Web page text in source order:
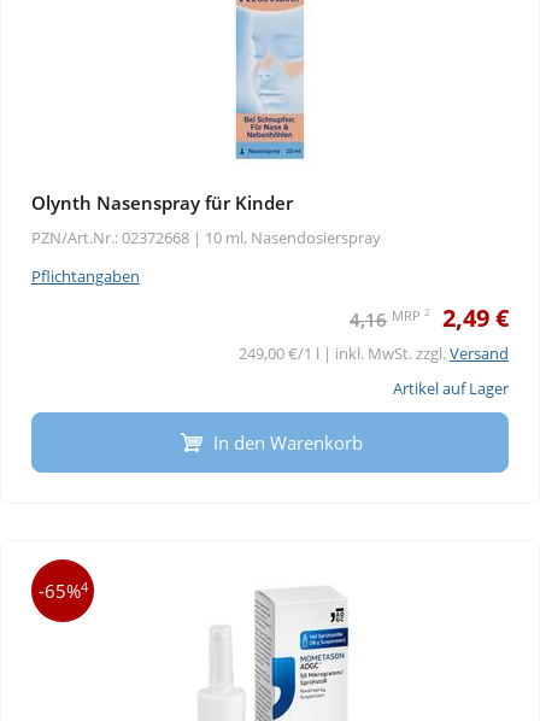
Olynth Nasenspray für Kinder
PZN/Art.Nr.: 02372668 | 10 ml, Nasendosierspray
Pflichtangaben
4,16 MRP 2 2,49 €
249,00 €/1 l | inkl. MwSt. zzgl.Versand
Artikel auf Lager
In den Warenkorb
-65%4